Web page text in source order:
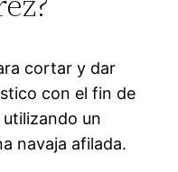
cortar y dar
con el fin de
un
navaja afilada.